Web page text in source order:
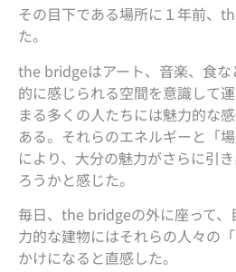
その目下である場所に１年前、
た。
the bridgeはアート、音楽、食
的に感じられる空間を意識して
まる多くの人たちには魅力的な
ある。それらのエネルギーと「
により、大分の魅力がさらに引
ろうかと感じた。
毎日、the bridgeの外に座って
力的な建物にはそれらの人々の
かけになると直感した。